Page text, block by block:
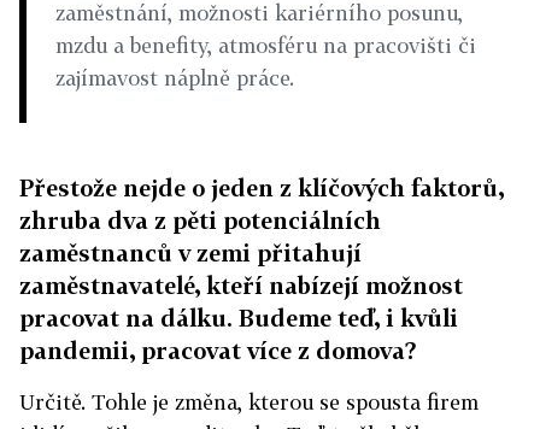
zaměstnání, možnosti kariérního posunu,
mzdu a benefity, atmosféru na pracovišti či
zajímavost náplně práce.
Přestože nejde o jeden z klíčových faktorů,
zhruba dva z pěti potenciálních
zaměstnanců v zemi přitahují
zaměstnavatelé, kteří nabízejí možnost
pracovat na dálku. Budeme teď, i kvůli
pandemii, pracovat více z domova?
Určitě. Tohle je změna, kterou se spousta firem